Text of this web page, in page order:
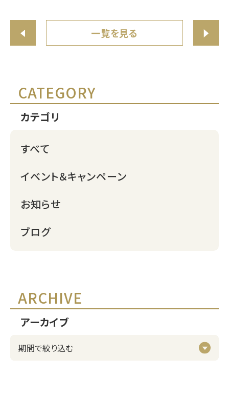
一覧を見る
カテゴリ
CATEGORY
すべて
イベント＆キャンペーン
お知らせ
ブログ
アーカイブ
ARCHIVE